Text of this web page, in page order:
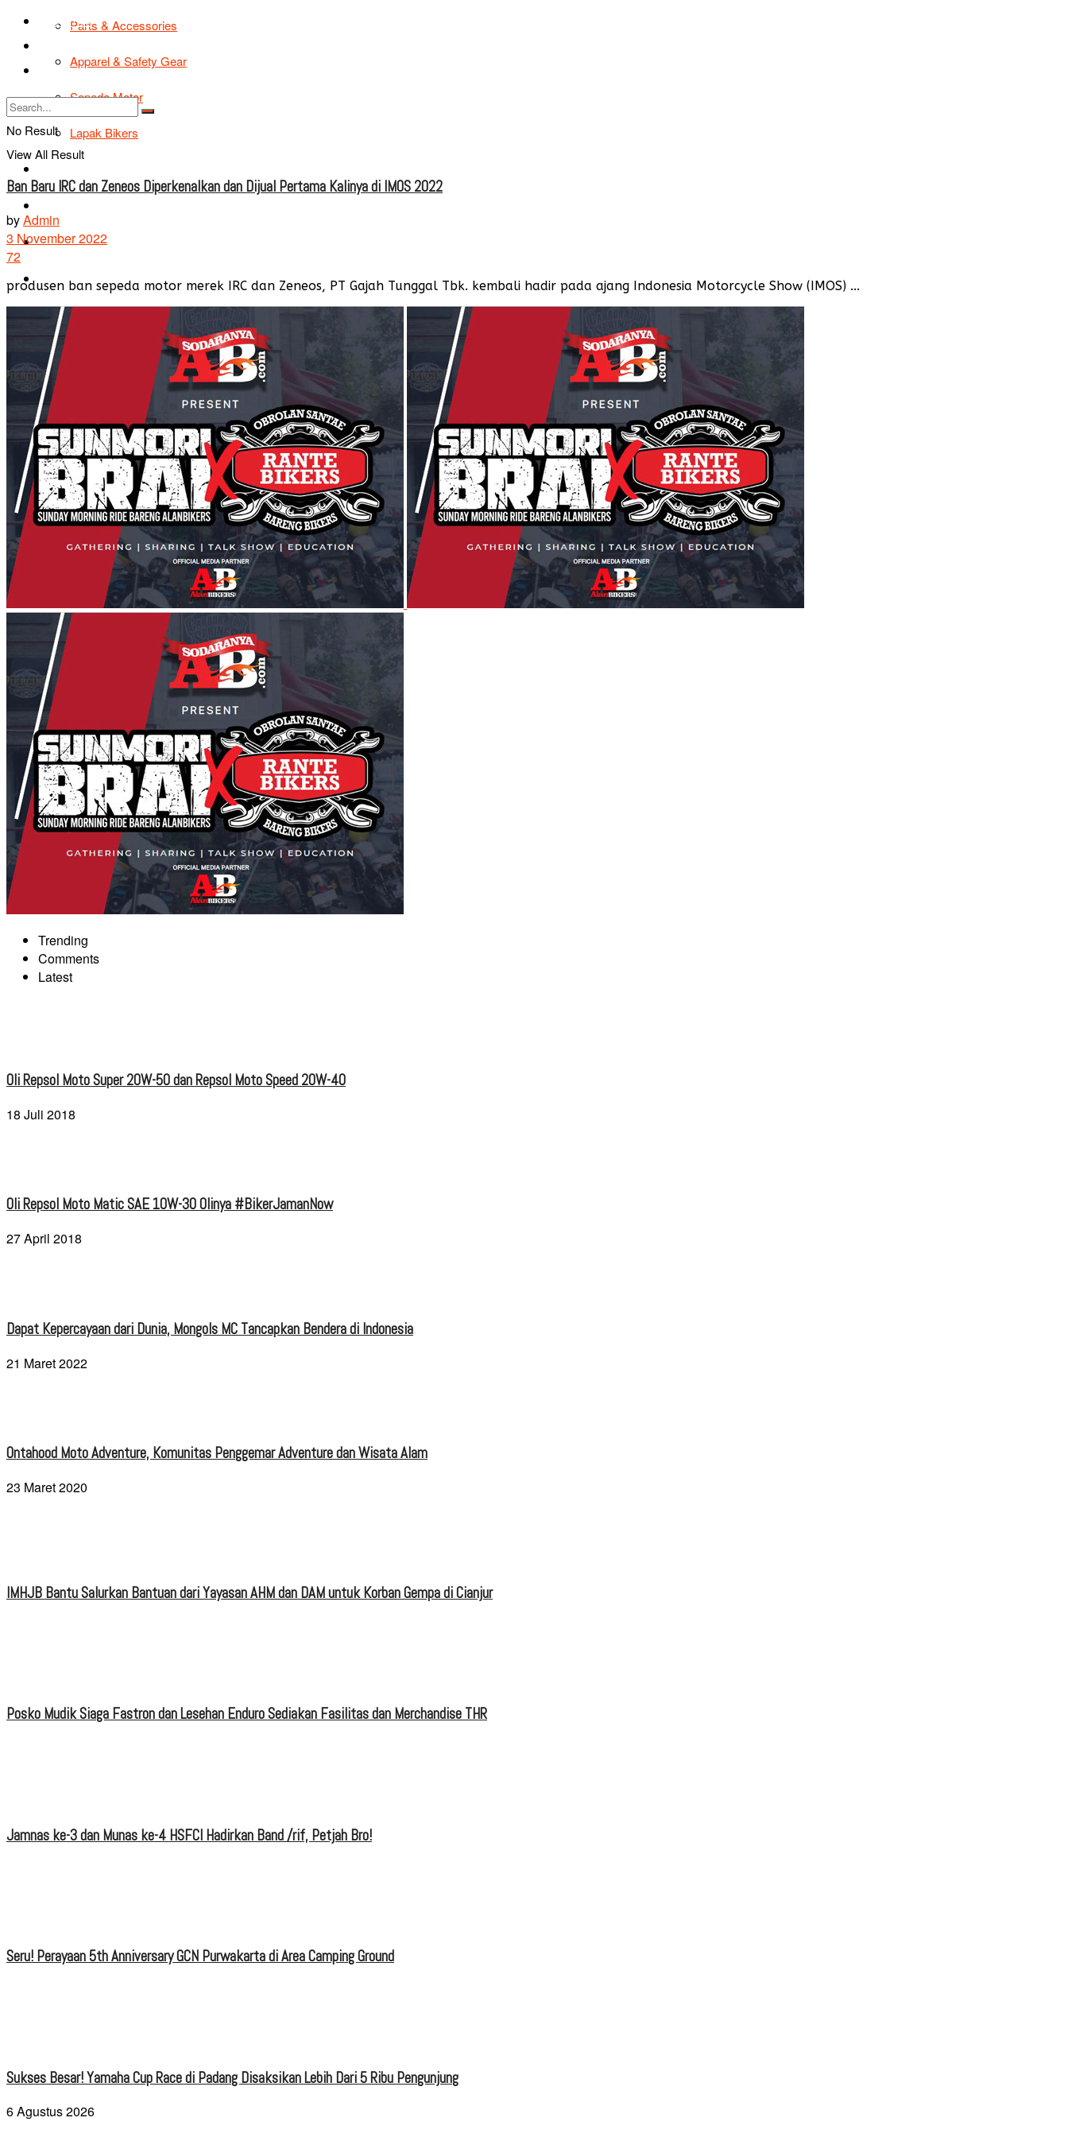
Parts & Accessories
Apparel & Safety Gear
Sepeda Motor
Lapak Bikers
TIPS & TRIK
Bikers Cars
Tentang Kami
No Result
View All Result
TIPS & TRIK
Tentang Kami
No Result
View All Result
Ban Baru IRC dan Zeneos Diperkenalkan dan Dijual Pertama Kalinya di IMOS 2022
byAdmin
3 November 2022
72
produsen ban sepeda motor merek IRC dan Zeneos, PT Gajah Tunggal Tbk. kembali hadir pada ajang Indonesia Motorcycle Show (IMOS) ...
Trending
Comments
Latest
Oli Repsol Moto Super 20W-50 dan Repsol Moto Speed 20W-40
18 Juli 2018
Oli Repsol Moto Matic SAE 10W-30 Olinya #BikerJamanNow
27 April 2018
Dapat Kepercayaan dari Dunia, Mongols MC Tancapkan Bendera di Indonesia
21 Maret 2022
Ontahood Moto Adventure, Komunitas Penggemar Adventure dan Wisata Alam
23 Maret 2020
IMHJB Bantu Salurkan Bantuan dari Yayasan AHM dan DAM untuk Korban Gempa di Cianjur
Posko Mudik Siaga Fastron dan Lesehan Enduro Sediakan Fasilitas dan Merchandise THR
Jamnas ke-3 dan Munas ke-4 HSFCI Hadirkan Band /rif, Petjah Bro!
Seru! Perayaan 5th Anniversary GCN Purwakarta di Area Camping Ground
Sukses Besar! Yamaha Cup Race di Padang Disaksikan Lebih Dari 5 Ribu Pengunjung
6 Agustus 2026